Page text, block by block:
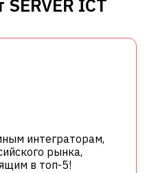
ICT
интеграторам,
рынка,
в топ-5!